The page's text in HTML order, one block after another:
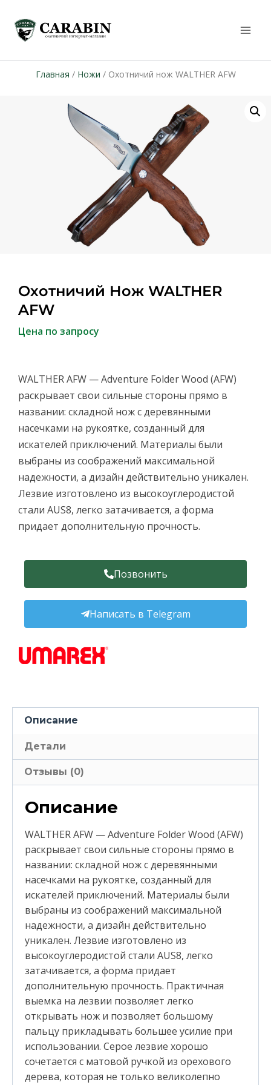
Главная / Ножи / Охотничий нож WALTHER AFW
Охотничий Нож WALTHER
AFW
Цена по запросу
WALTHER AFW — Adventure Folder Wood (AFW)
раскрывает свои сильные стороны прямо в
названии: складной нож с деревянными
насечками на рукоятке, созданный для
искателей приключений. Материалы были
выбраны из соображений максимальной
надежности, а дизайн действительно уникален.
Лезвие изготовлено из высокоуглеродистой
стали AUS8, легко затачивается, а форма
придает дополнительную прочность.
Позвонить
Написать в Telegram
Описание
Детали
Отзывы (0)
Описание
WALTHER AFW — Adventure Folder Wood (AFW)
раскрывает свои сильные стороны прямо в
названии: складной нож с деревянными
насечками на рукоятке, созданный для
искателей приключений. Материалы были
выбраны из соображений максимальной
надежности, а дизайн действительно
уникален. Лезвие изготовлено из
высокоуглеродистой стали AUS8, легко
затачивается, а форма придает
дополнительную прочность. Практичная
выемка на лезвии позволяет легко
открывать нож и позволяет большому
пальцу прикладывать большее усилие при
использовании. Серое лезвие хорошо
сочетается с матовой ручкой из орехового
дерева, которая не только великолепно